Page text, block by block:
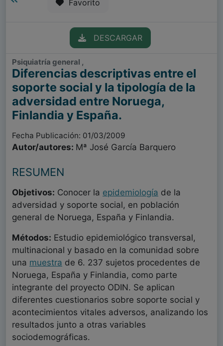
Favorito
DESCARGAR
Psiquiatría general ,
Diferencias descriptivas entre el
soporte social y la tipología de la
adversidad entre Noruega,
Finlandia y España.
Fecha Publicación: 01/03/2009
Autor/autores: Mª José García Barquero
RESUMEN
Objetivos: Conocer la epidemiología de la
adversidad y soporte social, en población
general de Noruega, España y Finlandia.
Métodos: Estudio epidemiológico transversal,
multinacional y basado en la comunidad sobre
una muestra de 6. 237 sujetos procedentes de
Noruega, España y Finlandia, como parte
integrante del proyecto ODIN. Se aplican
diferentes cuestionarios sobre soporte social y
acontecimientos vitales adversos, analizando los
resultados junto a otras variables
sociodemográficas.